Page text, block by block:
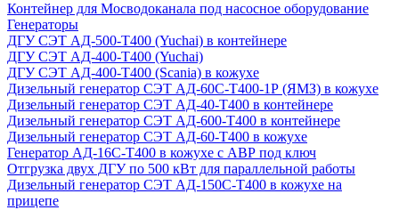
Контейнер для Мосводоканала под насосное оборудование
Генераторы
ДГУ СЭТ АД-500-Т400 (Yuchai) в контейнере
ДГУ СЭТ АД-400-Т400 (Yuchai)
ДГУ СЭТ АД-400-Т400 (Scania) в кожухе
Дизельный генератор СЭТ АД-60С-Т400-1Р (ЯМЗ) в кожухе
Дизельный генератор СЭТ АД-40-Т400 в контейнере
Дизельный генератор СЭТ АД-600-Т400 в контейнере
Дизельный генератор СЭТ АД-60-Т400 в кожухе
Генератор АД-16С-Т400 в кожухе с АВР под ключ
Отгрузка двух ДГУ по 500 кВт для параллельной работы
Дизельный генератор СЭТ АД-150С-Т400 в кожухе на
прицепе